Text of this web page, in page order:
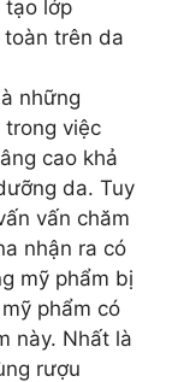
tạo lớp
trên da
những
trong việc
cao khả
da. Tuy
vấn chăm
nhận ra có
mỹ phẩm bị
phẩm có
này. Nhất là
rượu